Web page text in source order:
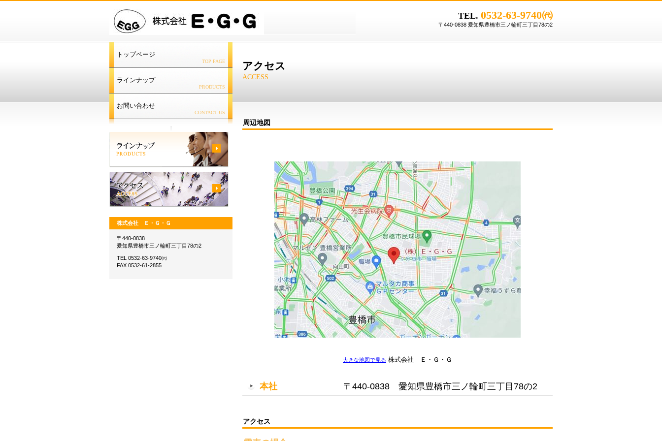
TEL. 0532-63-9740㈹
〒440-0838 愛知県豊橋市三ノ輪町三丁目78の2
アクセス
ACCESS
周辺地図
大きな地図で見る 株式会社 Ｅ・Ｇ・Ｇ
本社 〒440-0838 愛知県豊橋市三ノ輪町三丁目78の2
アクセス
トップページ
TOP PAGE
ラインナップ
PRODUCTS
お問い合わせ
CONTACT US
株式会社 Ｅ・Ｇ・Ｇ
〒440-0838
愛知県豊橋市三ノ輪町三丁目78の2
TEL 0532-63-9740㈹
FAX 0532-61-2855